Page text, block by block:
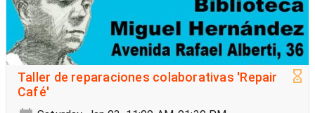
Taller de reparaciones colaborativas 'Repair
Café'